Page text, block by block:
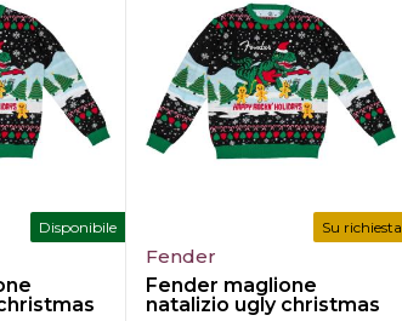
Disponibile Su richiesta
Fender
Fender maglione
natalizio ugly christmas